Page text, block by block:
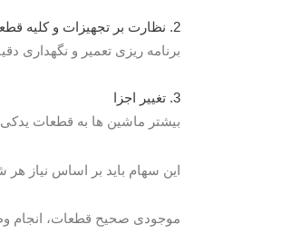
2. نظارت بر تجهیزات و کلیه قطعات آن
برنامه ریزی تعمیر و نگهداری
3. تغییر اجزا
بیشتر ماشین ها به قطعات
این سهام باید بر اساس نیاز
موجودی صحیح قطعات، انجام